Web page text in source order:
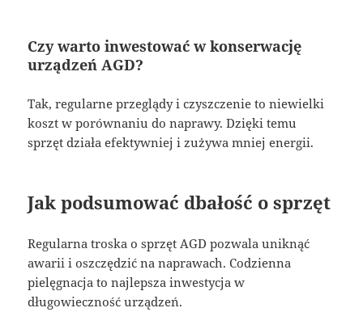
Czy warto inwestować w konserwację
urządzeń AGD?
Tak, regularne przeglądy i czyszczenie to niewielki
koszt w porównaniu do naprawy. Dzięki temu
sprzęt działa efektywniej i zużywa mniej energii.
Jak podsumować dbałość o sprzęt
Regularna troska o sprzęt AGD pozwala uniknąć
awarii i oszczędzić na naprawach. Codzienna
pielęgnacja to najlepsza inwestycja w
długowieczność urządzeń.